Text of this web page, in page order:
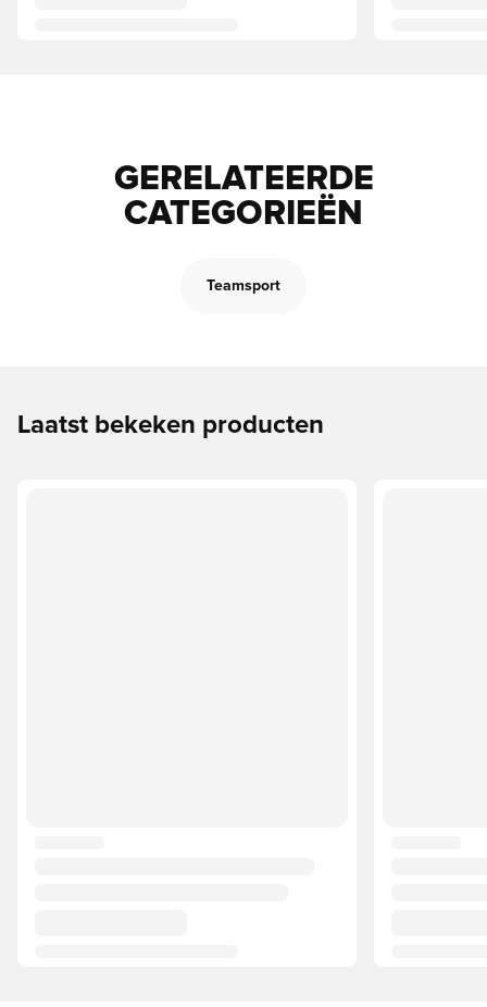
GERELATEERDE
CATEGORIEËN
Teamsport
Laatst bekeken producten